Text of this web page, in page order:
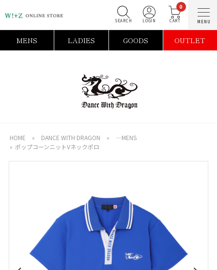
0
MENS LADIES GOODS OUTLET
HOME » DANCE WITH DRAGON »
―MENS
» ポップコーンニットVネックポロ